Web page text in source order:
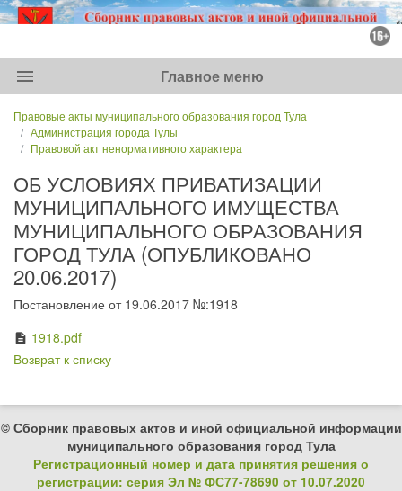
menu Главное меню
Правовые акты муниципального образования город Тула
Администрация города Тулы
Правовой акт ненормативного характера
ОБ УСЛОВИЯХ ПРИВАТИЗАЦИИ
МУНИЦИПАЛЬНОГО ИМУЩЕСТВА
МУНИЦИПАЛЬНОГО ОБРАЗОВАНИЯ
ГОРОД ТУЛА (ОПУБЛИКОВАНО
20.06.2017)
Постановление от 19.06.2017 №:1918
description 1918.pdf
Возврат к списку
© Сборник правовых актов и иной официальной информации
муниципального образования город Тула
Регистрационный номер и дата принятия решения о
регистрации: серия Эл № ФС77-78690 от 10.07.2020